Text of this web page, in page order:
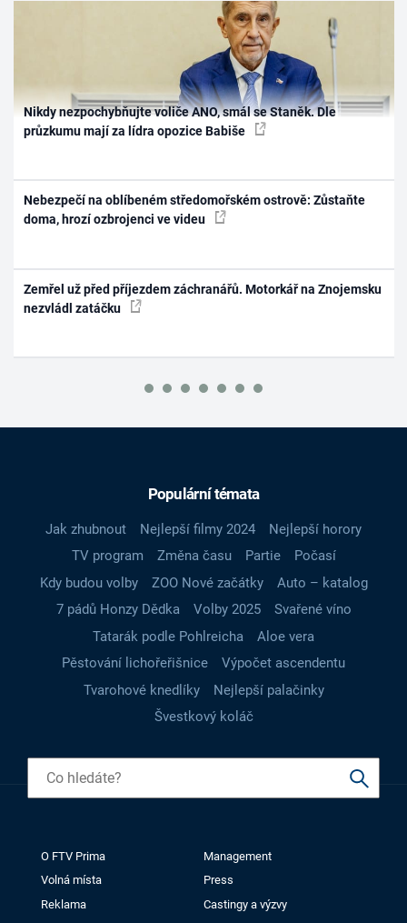
Nikdy nezpochybňujte voliče ANO, smál se Staněk. Dle
průzkumu mají za lídra opozice Babiše
Nebezpečí na oblíbeném středomořském ostrově: Zůstaňte
doma, hrozí ozbrojenci ve videu
Zemřel už před příjezdem záchranářů. Motorkář na Znojemsku
nezvládl zatáčku
Populární témata
Jak zhubnout Nejlepší filmy 2024
Nejlepší horory
TV program
Změna času Partie
Počasí
Kdy budou volby
ZOO Nové začátky
Auto – katalog
7 pádů Honzy Dědka
Volby 2025
Svařené víno
Tatarák podle Pohlreicha
Aloe vera
Pěstování lichořeřišnice
Výpočet ascendentu
Tvarohové knedlíky
Nejlepší palačinky
Švestkový koláč
O FTV Prima
Management
Volná místa
Press
Reklama
Castingy a výzvy